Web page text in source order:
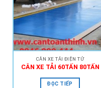
Wishlist
CÂN XE TẢI ĐIỆN TỬ
CÂN XE TẢI 60TẤN 80TẤN
ĐỌC TIẾP